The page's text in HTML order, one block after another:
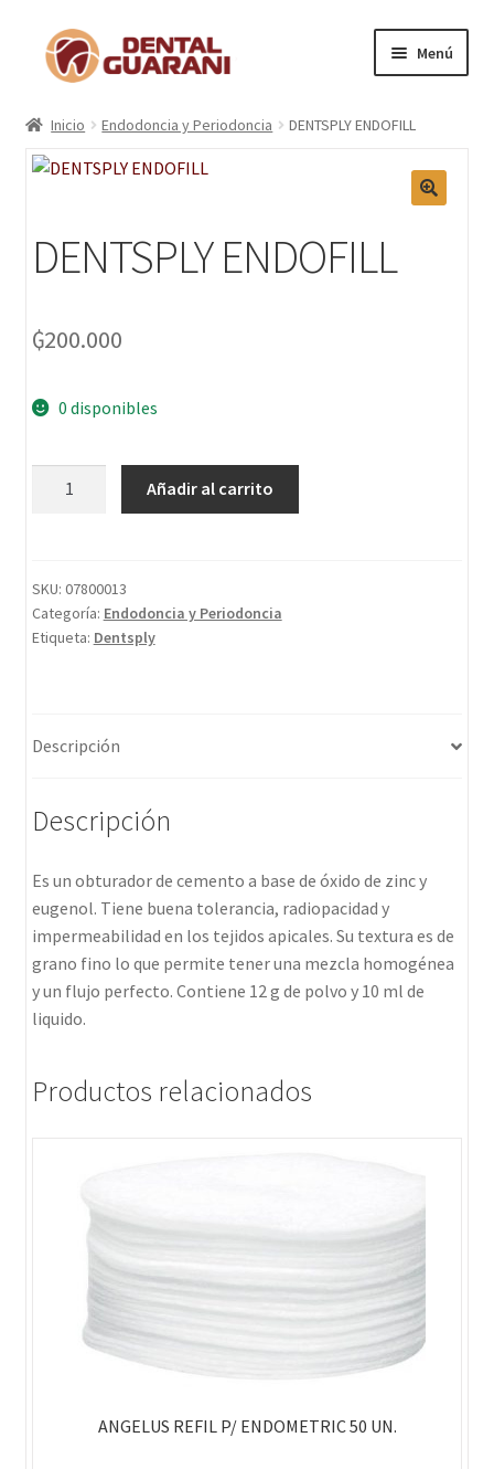
Menú
Inicio
Blogs
Categorías
Marcas
Carrito
Inicio Endodoncia y Periodoncia DENTSPLY ENDOFILL
DENTSPLY ENDOFILL
₲200.000
0 disponibles
Añadir al carrito
SKU: 07800013
Categoría: Endodoncia y Periodoncia
Etiqueta: Dentsply
Descripción
Descripción
Es un obturador de cemento a base de óxido de zinc y
eugenol. Tiene buena tolerancia, radiopacidad y
impermeabilidad en los tejidos apicales. Su textura es de
grano fino lo que permite tener una mezcla homogénea
y un flujo perfecto. Contiene 12 g de polvo y 10 ml de
liquido.
Productos relacionados
ANGELUS REFIL P/ ENDOMETRIC 50 UN.